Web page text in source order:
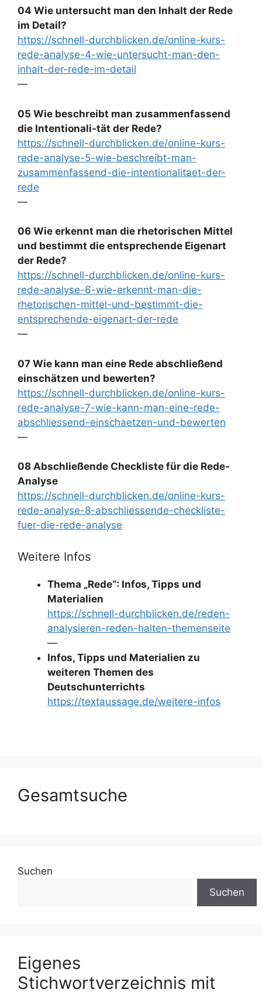
04 Wie untersucht man den Inhalt der Rede
im Detail?
https://schnell-durchblicken.de/online-kurs-
rede-analyse-4-wie-untersucht-man-den-
inhalt-der-rede-im-detail
—
05 Wie beschreibt man zusammenfassend
die Intentionali-tät der Rede?
https://schnell-durchblicken.de/online-kurs-
rede-analyse-5-wie-beschreibt-man-
zusammenfassend-die-intentionalitaet-der-
rede
—
06 Wie erkennt man die rhetorischen Mittel
und bestimmt die entsprechende Eigenart
der Rede?
https://schnell-durchblicken.de/online-kurs-
rede-analyse-6-wie-erkennt-man-die-
rhetorischen-mittel-und-bestimmt-die-
entsprechende-eigenart-der-rede
—
07 Wie kann man eine Rede abschließend
einschätzen und bewerten?
https://schnell-durchblicken.de/online-kurs-
rede-analyse-7-wie-kann-man-eine-rede-
abschliessend-einschaetzen-und-bewerten
—
08 Abschließende Checkliste für die Rede-
Analyse
https://schnell-durchblicken.de/online-kurs-
rede-analyse-8-abschliessende-checkliste-
fuer-die-rede-analyse
Weitere Infos
Thema „Rede“: Infos, Tipps und
Materialien
https://schnell-durchblicken.de/reden-
analysieren-reden-halten-themenseite
—
Infos, Tipps und Materialien zu
weiteren Themen des
Deutschunterrichts
https://textaussage.de/weitere-infos
Gesamtsuche
Suchen
Suchen
Eigenes
Stichwortverzeichnis mit